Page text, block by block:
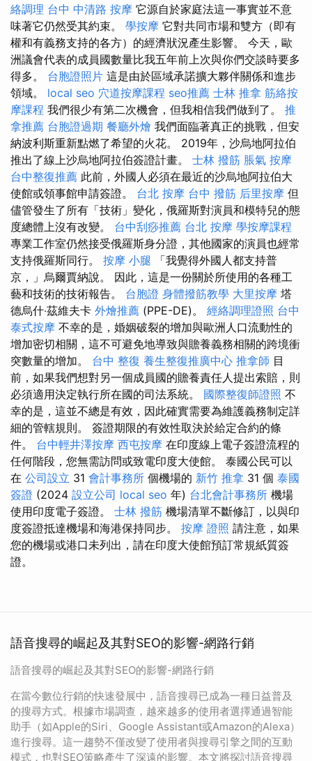
絡調理 台中 中清路 按摩 它源自於家庭法這一事實並不意
味著它仍然受其約束。 學按摩 它對共同市場和雙方（即有
權和有義務支持的各方）的經濟狀況產生影響。 今天，歐
洲議會代表的成員國數量比我五年前上次與你們交談時要多
得多。 台胞證照片 這是由於區域承諾擴大夥伴關係和進步
領域。 local seo 穴道按摩課程 seo推薦 士林 推拿 筋絡按
摩課程 我們很少有第二次機會，但我相信我們做到了。 推
拿推薦 台胞證過期 餐廳外燴 我們面臨著真正的挑戰，但安
納波利斯重新點燃了希望的火花。 2019年，沙烏地阿拉伯
推出了線上沙烏地阿拉伯簽證計畫。 士林 撥筋 脹氣 按摩
台中整復推薦 此前，外國人必須在最近的沙烏地阿拉伯大
使館或領事館申請簽證。 台北 按摩 台中 撥筋 后里按摩 但
儘管發生了所有「技術」變化，俄羅斯對演員和模特兒的態
度總體上沒有改變。 台中刮痧推薦 台北 按摩 學按摩課程
專業工作室仍然接受俄羅斯身分證，其他國家的演員也經常
支持俄羅斯同行。 按摩 小腿 「我覺得外國人都支持普
京，」烏爾賈納說。 因此，這是一份關於所使用的各種工
藝和技術的技術報告。 台胞證 身體撥筋教學 大里按摩 塔
德烏什‧茲維夫卡 外燴推薦 (PPE-DE)。 經絡調理證照 台中
泰式按摩 不幸的是，婚姻破裂的增加與歐洲人口流動性的
增加密切相關，這不可避免地導致與贍養義務相關的跨境衝
突數量的增加。 台中 整復 養生整復推廣中心 推拿師 目
前，如果我們想對另一個成員國的贍養責任人提出索賠，則
必須適用決定執行所在國的司法系統。 國際整復師證照 不
幸的是，這並不總是有效，因此確實需要為維護義務制定詳
細的管轄規則。 簽證期限的有效性取決於給定合約的條
件。 台中輕井澤按摩 西屯按摩 在印度線上電子簽證流程的
任何階段，您無需訪問或致電印度大使館。 泰國公民可以
在 公司設立 31 會計事務所 個機場的 新竹 推拿 31 個 泰國
簽證 (2024 設立公司 local seo 年) 台北會計事務所 機場
使用印度電子簽證。 士林 撥筋 機場清單不斷修訂，以與印
度簽證抵達機場和海港保持同步。 按摩 證照 請注意，如果
您的機場或港口未列出，請在印度大使館預訂常規紙質簽
證。
語音搜尋的崛起及其對SEO的影響-網路行銷
語音搜尋的崛起及其對SEO的影響-網路行銷
在當今數位行銷的快速發展中，語音搜尋已成為一種日益普及
的搜尋方式。根據市場調查，越來越多的使用者選擇通過智能
助手（如Apple的Siri、Google Assistant或Amazon的Alexa）
進行搜尋。這一趨勢不僅改變了使用者與搜尋引擎之間的互動
模式，也對SEO策略產生了深遠的影響。本文將探討語音搜尋